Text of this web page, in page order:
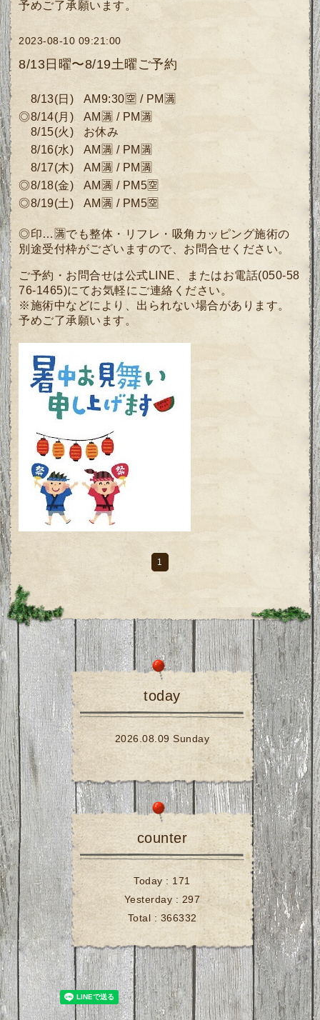
予めご了承願います。
2023-08-10 09:21:00
8/13日曜〜8/19土曜ご予約
8/13(日) AM9:30🈳 / PM🈵
◎8/14(月 ) AM🈵 / PM🈵
8/15(火) お休み
8/16(水)
AM🈵 / PM🈵
8/17(木)AM🈵 / PM🈵
◎8/18(金) AM🈵 / PM5🈳
◎8/19(土) AM🈵 / PM5🈳
◎印…🈵でも整体・リフレ・吸角カッピング施術の
別途受付枠がございますので、 お問合せください。
ご予約・お問合せは公式LINE、またはお電話(050-58
76-1465)にてお気軽にご連絡ください。
※施術中などにより、出られない場合があります。
予めご了承願います。
1
today
2026.08.09 Sunday
counter
Today : 171
Yesterday : 297
Total : 366332